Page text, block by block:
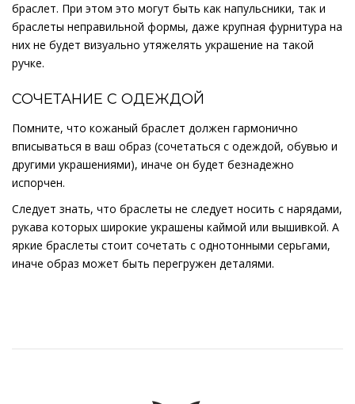
браслет. При этом это могут быть как напульсники, так и
браслеты неправильной формы, даже крупная фурнитура на
них не будет визуально утяжелять украшение на такой
ручке.
СОЧЕТАНИЕ С ОДЕЖДОЙ
Помните, что кожаный браслет должен гармонично
вписываться в ваш образ (сочетаться с одеждой, обувью и
другими украшениями), иначе он будет безнадежно
испорчен.
Следует знать, что браслеты не следует носить с нарядами,
рукава которых широкие украшены каймой или вышивкой. А
яркие браслеты стоит сочетать с однотонными серьгами,
иначе образ может быть перегружен деталями.